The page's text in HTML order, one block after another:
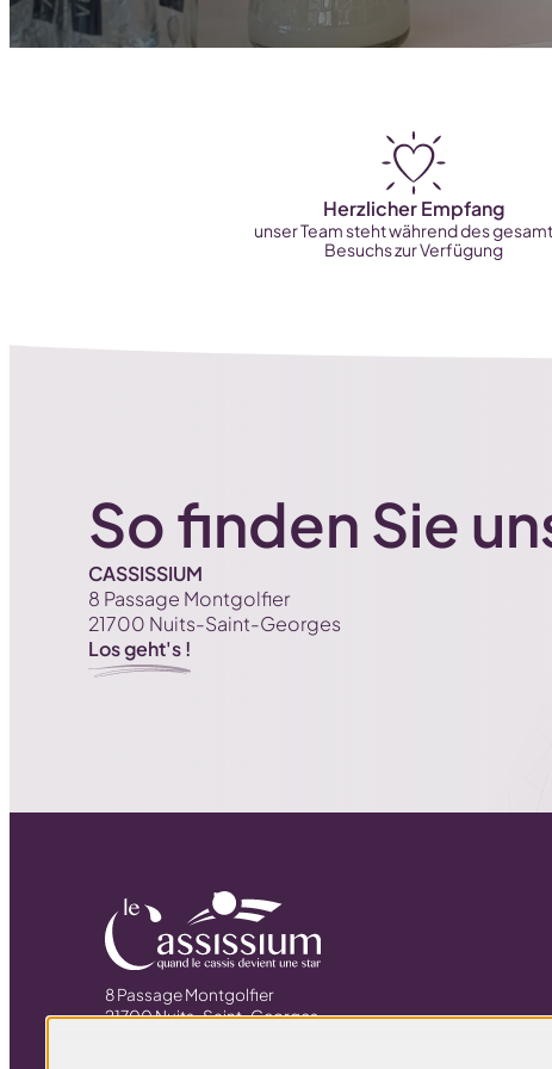
Herzlicher Empfang
unser Team steht während des
Besuchs zur Verfügung
So finden Sie
CASSISSIUM
8 Passage Montgolfier
21700 Nuits-Saint-Georges
Los geht's !
8 Passage Montgolfier
21700 Nuits-Saint-Georges